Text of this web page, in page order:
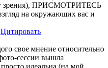
зрения), ПРИСМОТРИТЕСЬ
на окружающих вас и
Цитировать
свое мнение относительно
сессии вышла
идеальна (на мой